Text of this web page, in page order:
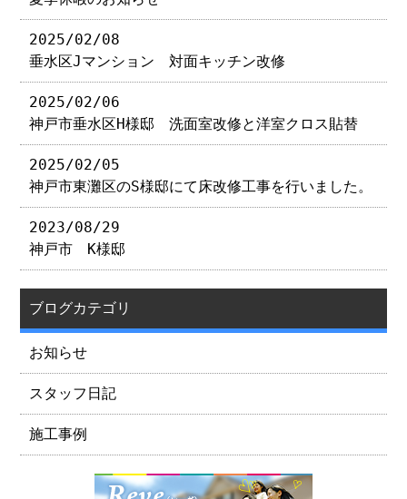
2025/02/08
垂水区Jマンション 対面キッチン改修
2025/02/06
神戸市垂水区H様邸 洗面室改修と洋室クロス貼替
2025/02/05
神戸市東灘区のS様邸にて床改修工事を行いました。
2023/08/29
神戸市 K様邸
ブログカテゴリ
お知らせ
スタッフ日記
施工事例